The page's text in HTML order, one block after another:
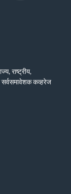
राष्ट्रीय,
सर्वसमावेशक कव्हरेज